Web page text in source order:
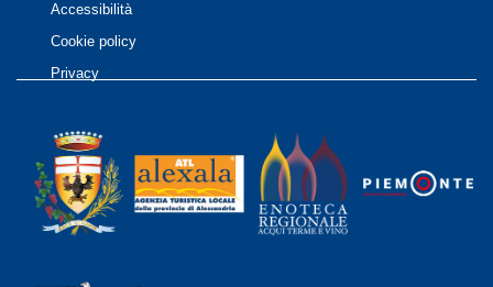
Accessibilità
Cookie policy
Privacy